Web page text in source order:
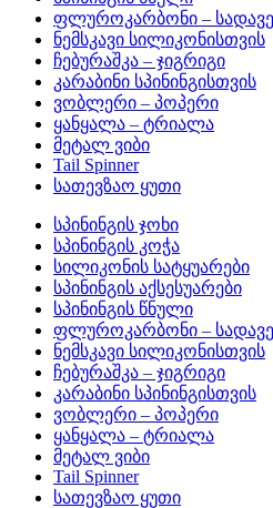
ფლუროკარბონი – სადავე
ნემსკავი სილიკონისთვის
ჩებურაშკა – ჯიგრიგი
კარაბინი სპინინგისთვის
ვობლერი – პოპერი
ყანყალა – ტრიალა
მეტალ ვიბი
Tail Spinner
სათევზაო ყუთი
სპინინგის ჯოხი
სპინინგის კოჭა
სილიკონის სატყუარები
სპინინგის აქსესუარები
სპინინგის წნული
ფლუროკარბონი – სადავე
ნემსკავი სილიკონისთვის
ჩებურაშკა – ჯიგრიგი
კარაბინი სპინინგისთვის
ვობლერი – პოპერი
ყანყალა – ტრიალა
მეტალ ვიბი
Tail Spinner
სათევზაო ყუთი